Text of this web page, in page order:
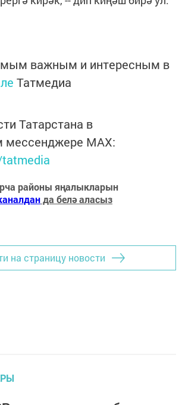
важным и интересным в
Татмедиа
Татарстана в
мессенджере MАХ:
районы яңалыкларын
да белә аласыз
на страницу новости